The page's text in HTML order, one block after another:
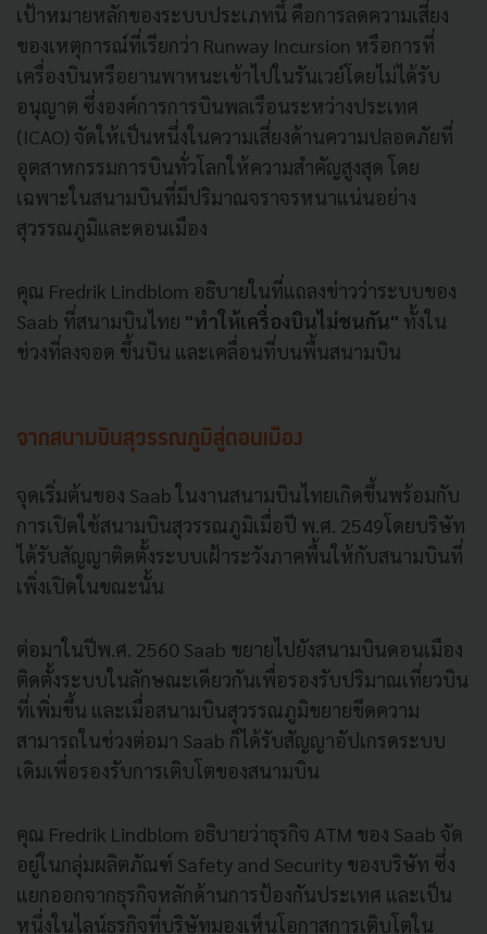
เป้าหมายหลักของระบบประเภทนี้ คือการลดความเสี่ยง
ของเหตุการณ์ที่เรียกว่า Runway Incursion หรือการที่
เครื่องบินหรือยานพาหนะเข้าไปในรันเวย์โดยไม่ได้รับ
อนุญาต ซึ่งองค์การการบินพลเรือนระหว่างประเทศ
(ICAO) จัดให้เป็นหนึ่งในความเสี่ยงด้านความปลอดภัยที่
อุตสาหกรรมการบินทั่วโลกให้ความสำคัญสูงสุด โดย
เฉพาะในสนามบินที่มีปริมาณจราจรหนาแน่นอย่าง
สุวรรณภูมิและดอนเมือง
คุณ Fredrik Lindblom อธิบายในที่แถลงข่าวว่าระบบของ
Saab ที่สนามบินไทย "ทำให้เครื่องบินไม่ชนกัน" ทั้งใน
ช่วงที่ลงจอด ขึ้นบิน และเคลื่อนที่บนพื้นสนามบิน
จากสนามบินสุวรรณภูมิสู่ดอนเมือง
จุดเริ่มต้นของ Saab ในงานสนามบินไทยเกิดขึ้นพร้อมกับ
การเปิดใช้สนามบินสุวรรณภูมิเมื่อปี พ.ศ. 2549โดยบริษัท
ได้รับสัญญาติดตั้งระบบเฝ้าระวังภาคพื้นให้กับสนามบินที่
เพิ่งเปิดในขณะนั้น
ต่อมาในปีพ.ศ. 2560 Saab ขยายไปยังสนามบินดอนเมือง
ติดตั้งระบบในลักษณะเดียวกันเพื่อรองรับปริมาณเที่ยวบิน
ที่เพิ่มขึ้น และเมื่อสนามบินสุวรรณภูมิขยายขีดความ
สามารถในช่วงต่อมา Saab ก็ได้รับสัญญาอัปเกรดระบบ
เดิมเพื่อรองรับการเติบโตของสนามบิน
คุณ Fredrik Lindblom อธิบายว่าธุรกิจ ATM ของ Saab จัด
อยู่ในกลุ่มผลิตภัณฑ์ Safety and Security ของบริษัท ซึ่ง
แยกออกจากธุรกิจหลักด้านการป้องกันประเทศ และเป็น
หนึ่งในไลน์ธุรกิจที่บริษัทมองเห็นโอกาสการเติบโตใน